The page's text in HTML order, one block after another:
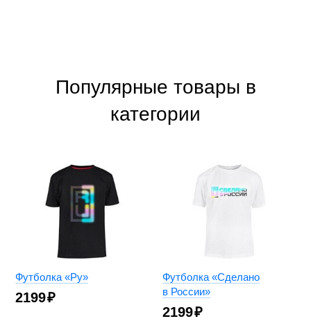
Популярные товары в
категории
Футболка «Ру»
2199₽
Футболка «Сделано
в России»
2199₽